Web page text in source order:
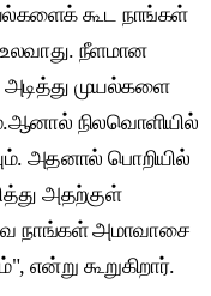
கூட நாங்கள்
உலவாது. நீளமான
முயல்களை
நிலவொளியில்
அதனால் பொறியில்
அதற்குள்
நாங்கள் அமாவாசை
என்று கூறுகிறார்.